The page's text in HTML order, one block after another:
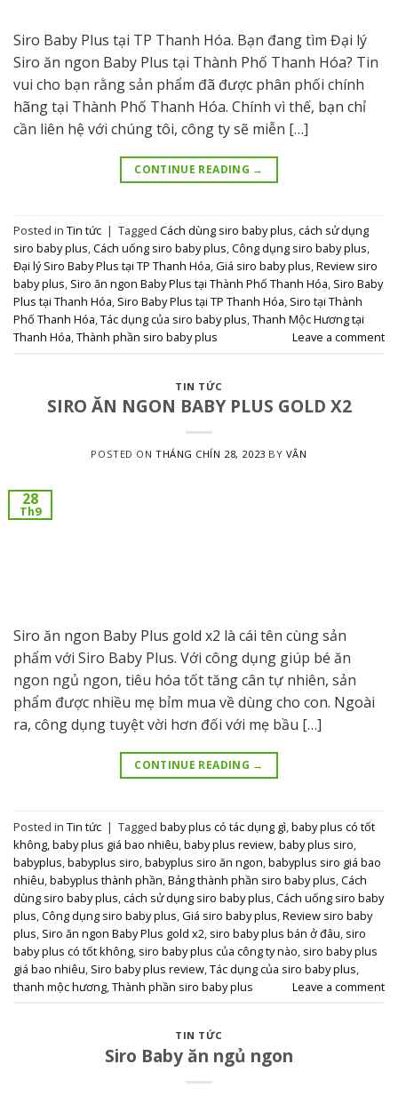
Siro Baby Plus tại TP Thanh Hóa. Bạn đang tìm Đại lý
Siro ăn ngon Baby Plus tại Thành Phố Thanh Hóa? Tin
vui cho bạn rằng sản phẩm đã được phân phối chính
hãng tại Thành Phố Thanh Hóa. Chính vì thế, bạn chỉ
cần liên hệ với chúng tôi, công ty sẽ miễn […]
CONTINUE READING →
Posted in Tin tức | Tagged Cách dùng siro baby plus,cách sử dụng
siro baby plus,Cách uống siro baby plus,Công dụng siro baby plus,
Đại lý Siro Baby Plus tại TP Thanh Hóa,Giá siro baby plus,Review siro
baby plus, Siro ăn ngon Baby Plus tại Thành Phố Thanh Hóa, Siro Baby
Plus tại Thanh Hóa, Siro Baby Plus tại TP Thanh Hóa, Siro tại Thành
Phố Thanh Hóa,Tác dụng của siro baby plus,Thanh Mộc Hương tại
Thanh Hóa,Thành phần siro baby plus Leave a comment
TIN TỨC
SIRO ĂN NGON BABY PLUS GOLD X2
POSTED ONTHÁNG CHÍN 28, 2023 BY VÂN
28
Th9
Siro ăn ngon Baby Plus gold x2 là cái tên cùng sản
phẩm với Siro Baby Plus. Với công dụng giúp bé ăn
ngon ngủ ngon, tiêu hóa tốt tăng cân tự nhiên, sản
phẩm được nhiều mẹ bỉm mua về dùng cho con. Ngoài
ra, công dụng tuyệt vời hơn đối với mẹ bầu […]
CONTINUE READING →
Posted in Tin tức | Tagged baby plus có tác dụng gì,baby plus có tốt
không,baby plus giá bao nhiêu,baby plus review,baby plus siro,
babyplus,babyplus siro,babyplus siro ăn ngon,babyplus siro giá bao
nhiêu,babyplus thành phần,Bảng thành phần siro baby plus,Cách
dùng siro baby plus,cách sử dụng siro baby plus,Cách uống siro baby
plus,Công dụng siro baby plus,Giá siro baby plus,Review siro baby
plus, Siro ăn ngon Baby Plus gold x2, siro baby plus bán ở đâu, siro
baby plus có tốt không, siro baby plus của công ty nào, siro baby plus
giá bao nhiêu, Siro baby plus review,Tác dụng của siro baby plus,
thanh mộc hương,Thành phần siro baby plus Leave a comment
TIN TỨC
Siro Baby ăn ngủ ngon